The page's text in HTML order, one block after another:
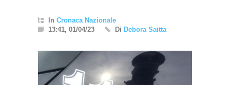
In Cronaca Nazionale
13:41, 01/04/23
Di Debora Saitta